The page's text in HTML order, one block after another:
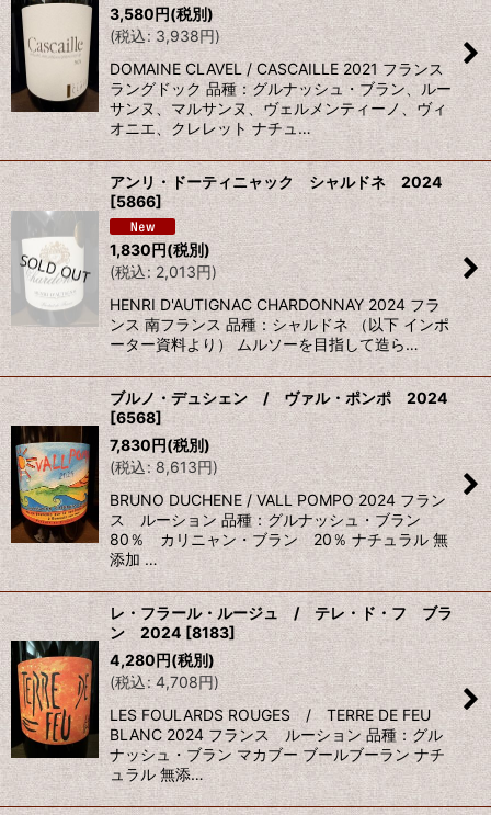
3,580円(税別)
(税込: 3,938円)
DOMAINE CLAVEL / CASCAILLE 2021 フランス
ラングドック 品種：グルナッシュ・ブラン、ルー
サンヌ、マルサンヌ、ヴェルメンティーノ、ヴィ
オニエ、クレレット ナチュ…
アンリ・ドーティニャック シャルドネ 2024
[5866]
1,830円(税別)
(税込: 2,013円)
HENRI D'AUTIGNAC CHARDONNAY 2024 フラ
ンス 南フランス 品種：シャルドネ （以下 インポ
ーター資料より） ムルソーを目指して造ら…
ブルノ・デュシェン / ヴァル・ポンポ 2024
[6568]
7,830円(税別)
(税込: 8,613円)
BRUNO DUCHENE / VALL POMPO 2024 フラン
ス ルーション 品種：グルナッシュ・ブラン
80％ カリニャン・ブラン 20％ ナチュラル 無
添加 …
レ・フラール・ルージュ / テレ・ド・フ ブラ
ン 2024 [8183]
4,280円(税別)
(税込: 4,708円)
LES FOULARDS ROUGES / TERRE DE FEU
BLANC 2024 フランス ルーション 品種：グル
ナッシュ・ブラン マカブー ブールブーラン ナチ
ュラル 無添…